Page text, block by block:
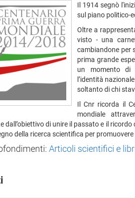
Il 1914 segnò
sul piano politico-
Oltre a
visto - una
cambiandone per
prima grande
un momento di
l’identità
soltanto di chi
Il Cnr ricorda il
mondiale
dall’obiettivo di unire il passato e il
della ricerca scientifica per
Articoli scientifici e